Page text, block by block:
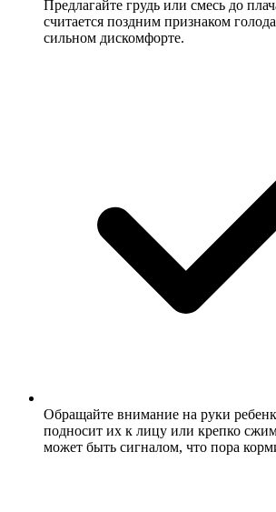
Предлагайте грудь или смесь до
считается поздним признаком
сильном дискомфорте.
Обращайте внимание на руки
подносит их к лицу или крепко
может быть сигналом, что пора